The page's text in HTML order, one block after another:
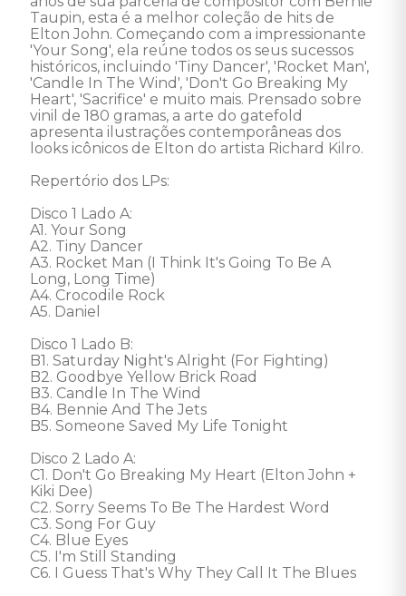
Taupin, esta é a melhor coleção de hits de
Elton John. Começando com a impressionante
'Your Song', ela reúne todos os seus sucessos
históricos, incluindo 'Tiny Dancer', 'Rocket Man',
'Candle In The Wind', 'Don't Go Breaking My
Heart', 'Sacrifice' e muito mais. Prensado sobre
vinil de 180 gramas, a arte do gatefold
apresenta ilustrações contemporâneas dos
looks icônicos de Elton do artista Richard Kilro.
Repertório dos LPs:
Disco 1 Lado A:
A1. Your Song
A2. Tiny Dancer
A3. Rocket Man (I Think It's Going To Be A
Long, Long Time)
A4. Crocodile Rock
A5. Daniel
Disco 1 Lado B:
B1. Saturday Night's Alright (For Fighting)
B2. Goodbye Yellow Brick Road
B3. Candle In The Wind
B4. Bennie And The Jets
B5. Someone Saved My Life Tonight
Disco 2 Lado A:
C1. Don't Go Breaking My Heart (Elton John +
Kiki Dee)
C2. Sorry Seems To Be The Hardest Word
C3. Song For Guy
C4. Blue Eyes
C5. I'm Still Standing
C6. I Guess That's Why They Call It The Blues